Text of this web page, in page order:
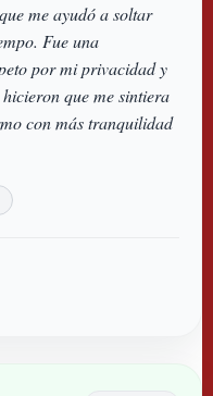
me ayudó a soltar
Fue una
por mi privacidad y
que me sintiera
con más tranquilidad